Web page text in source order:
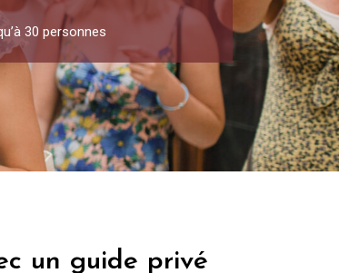
30 personnes
un guide privé